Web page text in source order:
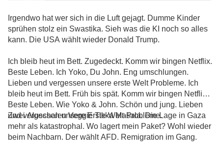
Irgendwo hat wer sich in die Luft gejagt. Dumme Kinder
sprühen stolz ein Swastika. Sieh was die KI noch so alles
kann. Die USA wählt wieder Donald Trump.
Ich bleib heut im Bett. Zugedeckt. Komm wir bingen Netflix.
Beste Leben. Ich Yoko, Du John. Eng umschlungen.
Lieben und vergessen unsere erste Welt Probleme. Ich
bleib heut im Bett. Früh bis spät. Komm wir bingen Netflix.
Beste Leben. Wie Yoko & John. Schön und jung. Lieben
und vergessen unsere Erste-Welt-Probleme.
Zwei Aluschalen Veggie Tikka Masala. Die Lage in Gaza
mehr als katastrophal. Wo lagert mein Paket? Wohl wieder
beim Nachbarn. Der wählt AFD. Remigration im Gang.